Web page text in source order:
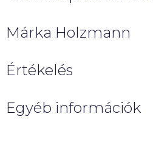
Márka Holzmann
Értékelés
Egyéb információk